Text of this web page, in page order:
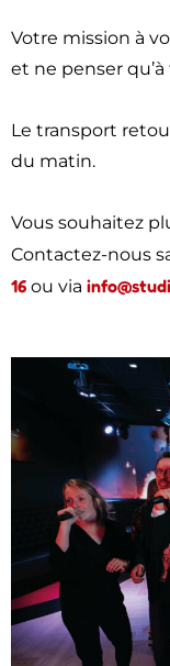
Votre mission à
et ne penser qu’à
Le transport
du matin.
Vous souhaitez
Contactez-nous
16 ou via